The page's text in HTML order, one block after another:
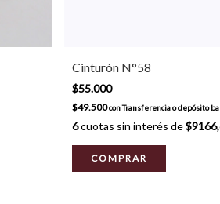
Cinturón N°58
$55.000
$49.500conTransferencia o depósito
6cuotas sin interés de
COMPRAR